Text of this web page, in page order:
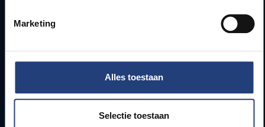
Marketing
Alles toestaan
Selectie toestaan
Snel naar
Webmail
Bereikbaarheid
Onderzoeksgroepen